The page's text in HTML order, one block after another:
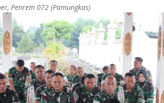
Penrem 072 (Pamungkas)